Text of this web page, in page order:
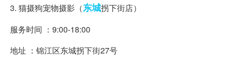
3. 猫摄狗宠物摄影（东城拐下街店）
服务时间 ：9:00-18:00
地址 ：锦江区东城拐下街27号